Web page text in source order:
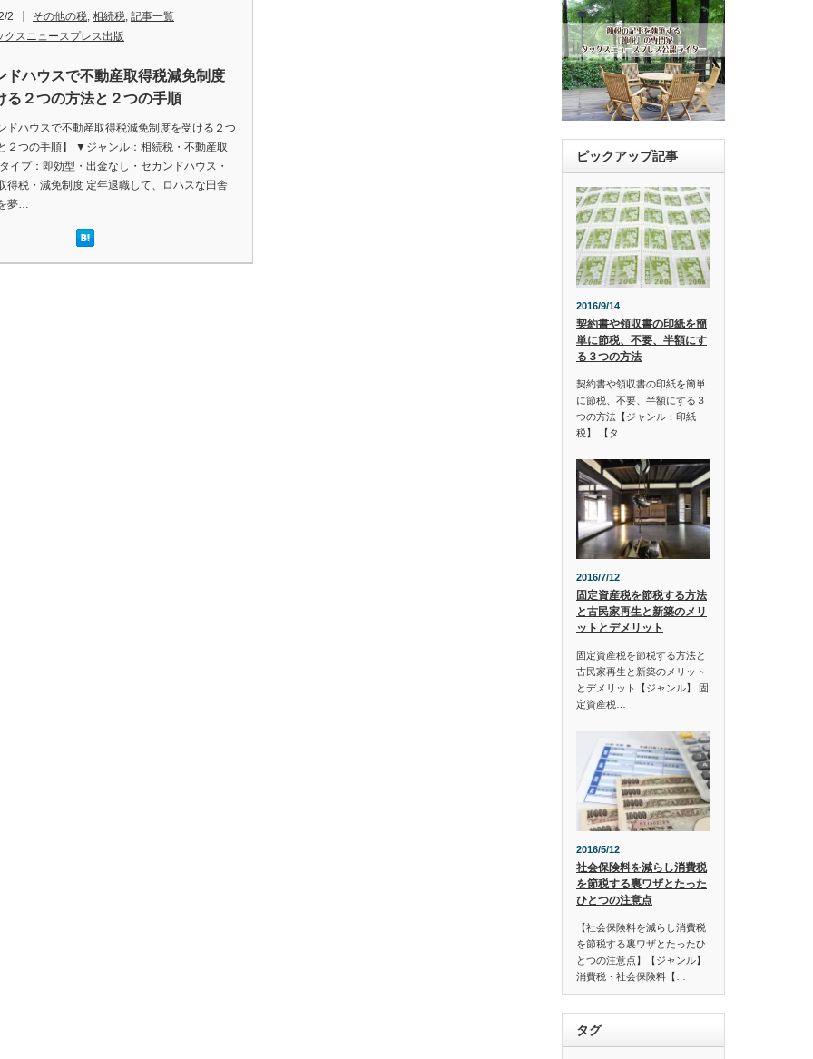
2 その他の税, 相続税, 記事一覧
クスニュースプレス出版
ドハウスで不動産取得税減免制度
る２つの方法と２つの手順
ドハウスで不動産取得税減免制度を受ける２つ
２つの手順】 ▼ジャンル：相続税・不動産取
イプ：即効型・出金なし・セカンドハウス・
得税・減免制度 定年退職して、ロハスな田舎
夢…
ピックアップ記事
2016/9/14
契約書や領収書の印紙を簡
単に節税、不要、半額にす
る３つの方法
契約書や領収書の印紙を簡単
に節税、不要、半額にする３
つの方法【ジャンル：印紙
税】 【タ…
2016/7/12
固定資産税を節税する方法
と古民家再生と新築のメリ
ットとデメリット
固定資産税を節税する方法と
古民家再生と新築のメリット
とデメリット【ジャンル】 固
定資産税…
2016/5/12
社会保険料を減らし消費税
を節税する裏ワザとたった
ひとつの注意点
【社会保険料を減らし消費税
を節税する裏ワザとたったひ
とつの注意点】【ジャンル】
消費税・社会保険料【…
タグ